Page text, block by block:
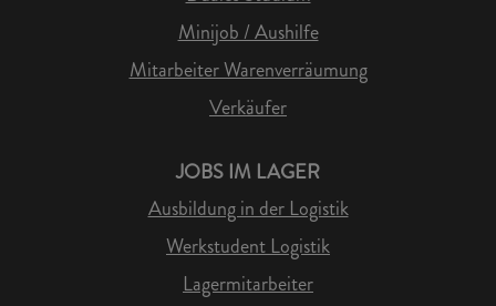
Minijob / Aushilfe
Mitarbeiter Warenverräumung
Verkäufer
JOBS IM LAGER
Ausbildung in der Logistik
Werkstudent Logistik
Lagermitarbeiter